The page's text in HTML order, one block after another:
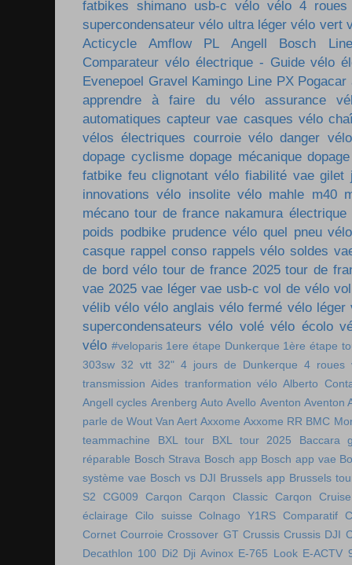
fatbikes shimano usb-c vélo vélo 4 roues
supercondensateur vélo ultra léger vélo vert
Acticycle
Amflow PL Angell
Bosch
Comparateur vélo électrique - Guide vélo
Evenepoel Gravel Kamingo Line PX Pogacar
apprendre à faire du vélo
assurance
automatiques capteur vae casques vélo
vélos électriques courroie vélo danger vélo
dopage cyclisme dopage mécanique
fatbike feu clignotant vélo fiabilité vae gilet
innovations vélo insolite vélo mahle m40
mécano tour de france nakamura électrique
poids podbike prudence vélo quel pneu vélo
casque rappel conso rappels vélo soldes
de bord vélo tour de france 2025 tour de
vae 2025 vae léger vae usb-c vol de vélo
vélib vélo vélo anglais vélo fermé vélo léger
supercondensateurs vélo volé vélo écolo
vélo #veloparis 1ere étape Dunkerque 1ère étape
303sw 32 vtt 32" 4 jours de Dunkerque 4 roues
transmission Aides tranformation vélo Alberto
Angell cycles Arenberg Auto Avello Aventon Aventon
parle de Wout Van Aert Axxome Axxome RR BMC
teammachine
BXL tour BXL tour 2025
Baccara
réparable Bosch Strava Bosch app Bosch app vae
système vae Bosch vs DJI Brussels app Brussels
S2
CG009 Carqon Carqon Classic Carqon Cruise
éclairage
Cilo suisse Colnago Y1RS Comparatif
Cornet Courroie Crossover GT Crussis Crussis DJI
Decathlon 100 Di2 Dji Avinox E-765 Look E-ACTV